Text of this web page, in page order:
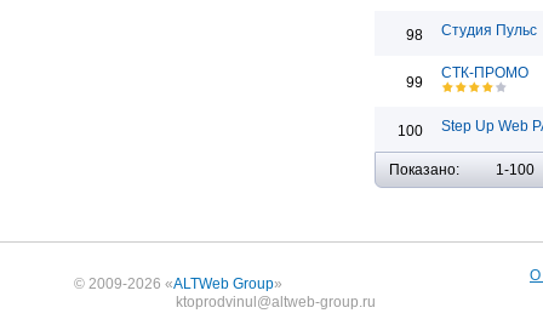
98 Студия Пульс
99
СТК-ПРОМО
100 Step Up Web
Показано: 1-100
© 2009-2026 «ALTWeb Group»
ktoprodvinul@altweb-group.ru
О